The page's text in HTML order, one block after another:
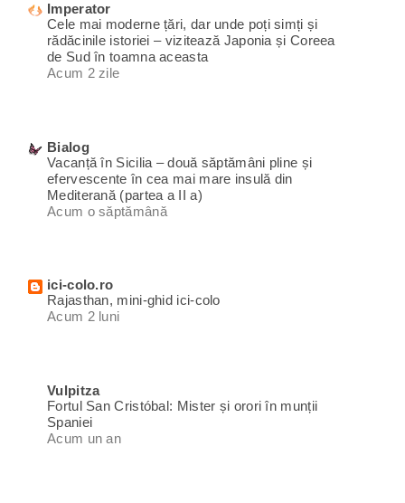
Imperator
Cele mai moderne țări, dar unde poți simți și
rădăcinile istoriei – vizitează Japonia și Coreea
de Sud în toamna aceasta
Acum 2 zile
Bialog
Vacanță în Sicilia – două săptămâni pline și
efervescente în cea mai mare insulă din
Mediterană (partea a II a)
Acum o săptămână
ici-colo.ro
Rajasthan, mini-ghid ici-colo
Acum 2 luni
Vulpitza
Fortul San Cristóbal: Mister și orori în munții
Spaniei
Acum un an